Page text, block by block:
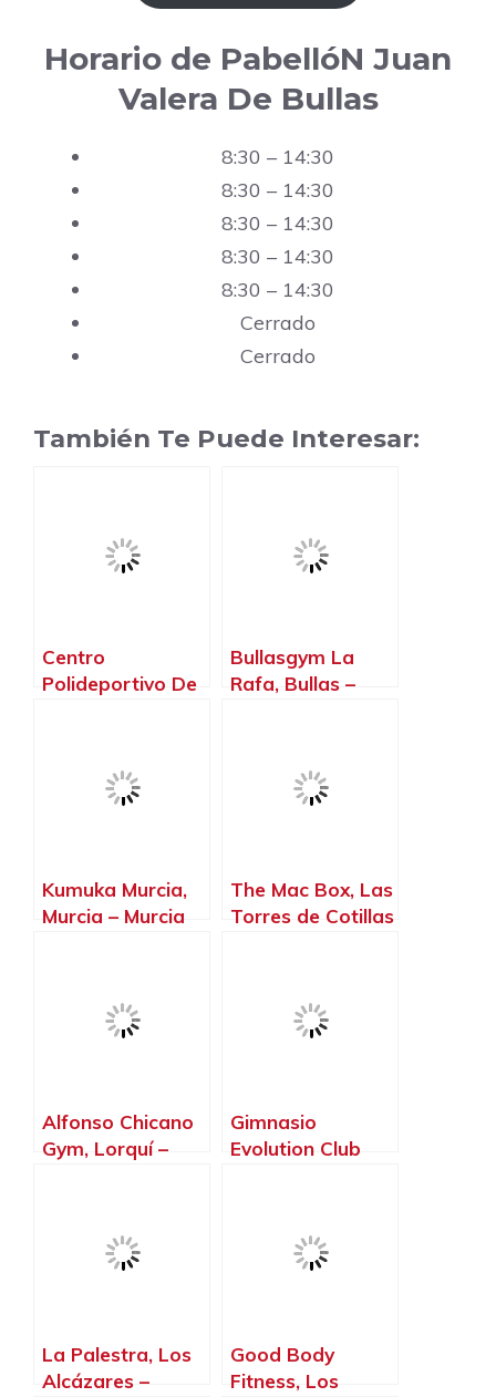
Horario de PabellóN Juan
Valera De Bullas
8:30 – 14:30
8:30 – 14:30
8:30 – 14:30
8:30 – 14:30
8:30 – 14:30
Cerrado
Cerrado
También Te Puede Interesar:
Centro
Polideportivo De
Bullasgym La
Rafa, Bullas –
Kumuka Murcia,
Murcia – Murcia
The Mac Box, Las
Torres de Cotillas
Alfonso Chicano
Gym, Lorquí –
Gimnasio
Evolution Club
La Palestra, Los
Alcázares –
Good Body
Fitness, Los